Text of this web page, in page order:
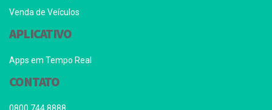
Venda de Veículos
APLICATIVO
Apps em Tempo Real
CONTATO
0800 744 8888